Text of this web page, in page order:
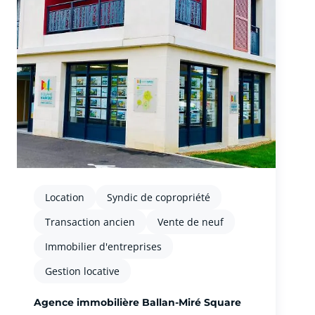
Location
Syndic de copropriété
Transaction ancien
Vente de neuf
Immobilier d'entreprises
Gestion locative
Agence immobilière Ballan-Miré Square